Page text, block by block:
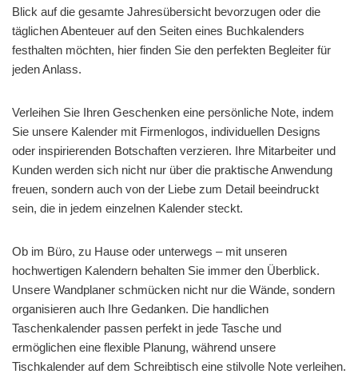
Blick auf die gesamte Jahresübersicht bevorzugen oder die
täglichen Abenteuer auf den Seiten eines Buchkalenders
festhalten möchten, hier finden Sie den perfekten Begleiter für
jeden Anlass.
Verleihen Sie Ihren Geschenken eine persönliche Note, indem
Sie unsere Kalender mit Firmenlogos, individuellen Designs
oder inspirierenden Botschaften verzieren. Ihre Mitarbeiter und
Kunden werden sich nicht nur über die praktische Anwendung
freuen, sondern auch von der Liebe zum Detail beeindruckt
sein, die in jedem einzelnen Kalender steckt.
Ob im Büro, zu Hause oder unterwegs – mit unseren
hochwertigen Kalendern behalten Sie immer den Überblick.
Unsere Wandplaner schmücken nicht nur die Wände, sondern
organisieren auch Ihre Gedanken. Die handlichen
Taschenkalender passen perfekt in jede Tasche und
ermöglichen eine flexible Planung, während unsere
Tischkalender auf dem Schreibtisch eine stilvolle Note verleihen.